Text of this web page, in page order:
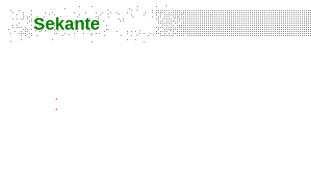
Sekante